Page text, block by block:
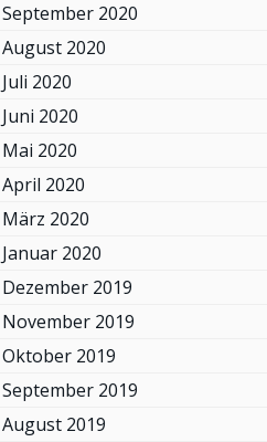
September 2020
August 2020
Juli 2020
Juni 2020
Mai 2020
April 2020
März 2020
Januar 2020
Dezember 2019
November 2019
Oktober 2019
September 2019
August 2019